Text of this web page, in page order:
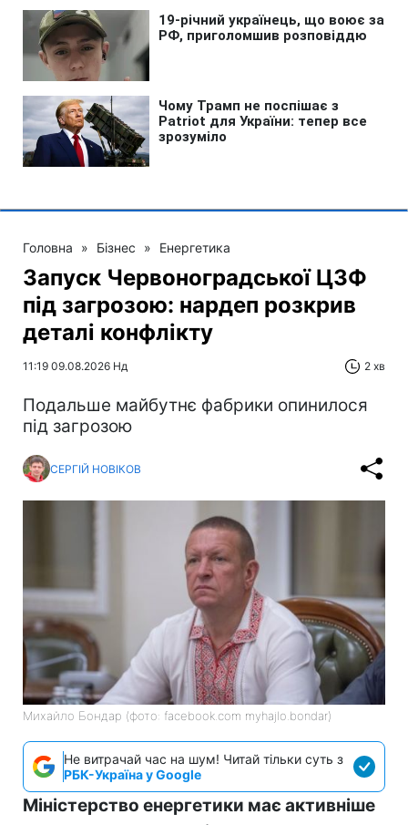
Головна » Бізнес » Енергетика
Запуск Червоноградської ЦЗФ
під загрозою: нардеп розкрив
деталі конфлікту
11:19 09.08.2026 Нд 2 хв
Подальше майбутнє фабрики опинилося
під загрозою
СЕРГІЙ НОВІКОВ
Михайло Бондар (фото: facebook.com myhajlo.bondar)
Не витрачай час на шум! Читай тільки суть з
РБК-Україна у Google
Міністерство енергетики має активніше